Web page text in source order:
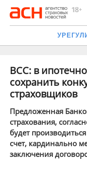
ВСС: в
сохранить
страховщиков
Предложенная
страхования,
будет
счет, кардинально
заключения